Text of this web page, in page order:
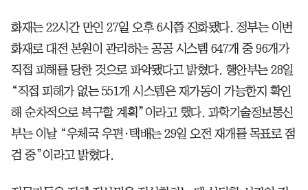
화재는 22시간 만인 27일 오후 6시쯤 진화됐다. 정부는 이번
화재로 대전 본원이 관리하는 공공 시스템 647개 중 96개가
직접 피해를 당한 것으로 파악됐다고 밝혔다. 행안부는 28일
“직접 피해가 없는 551개 시스템은 재가동이 가능한지 확인
해 순차적으로 복구할 계획”이라고 했다. 과학기술정보통신
부는 이날 “우체국 우편·택배는 29일 오전 재개를 목표로 점
검 중”이라고 밝혔다.